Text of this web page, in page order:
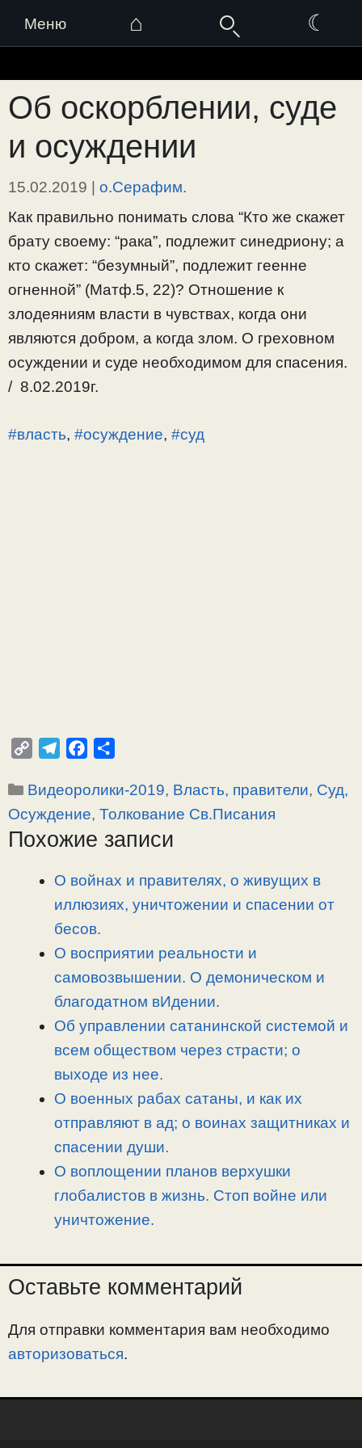
Меню ⌂ ☾
к
содержимому
Об оскорблении, суде
и осуждении
15.02.2019 | о.Серафим.
Как правильно понимать слова “Кто же скажет
брату своему: “рака”, подлежит синедриону; а
кто скажет: “безумный”, подлежит геенне
огненной” (Матф.5, 22)? Отношение к
злодеяниям власти в чувствах, когда они
являются добром, а когда злом. О греховном
осуждении и суде необходимом для спасения.
/ 8.02.2019г.
#власть, #осуждение, #суд
p
y
L
l
e
g
a
c
e
b
o
п
р
а
Рубрики
Видеоролики-2019, Власть, правители, Суд,
Осуждение, Толкование Св.Писания
Похожие записи
О войнах и правителях, о живущих в
иллюзиях, уничтожении и спасении от
бесов.
О восприятии реальности и
самовозвышении. О демоническом и
благодатном вИдении.
Об управлении сатанинской системой и
всем обществом через страсти; о
выходе из нее.
О военных рабах сатаны, и как их
отправляют в ад; о воинах защитниках и
спасении души.
О воплощении планов верхушки
глобалистов в жизнь. Стоп войне или
уничтожение.
Оставьте комментарий
Для отправки комментария вам необходимо
авторизоваться.